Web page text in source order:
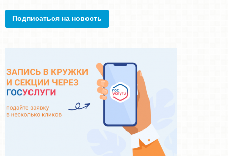
Подписаться на новость